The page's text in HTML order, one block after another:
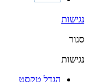
נגישות
סגור
נגישות
הגדל טקסט